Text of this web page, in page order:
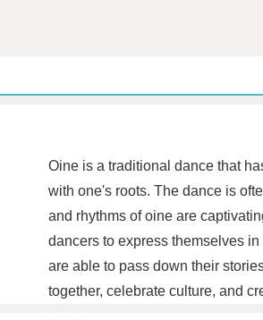
Oine is a traditional dance that
with one's roots. The dance is
and rhythms of oine are
dancers to express themselves
are able to pass down their
together, celebrate culture, and